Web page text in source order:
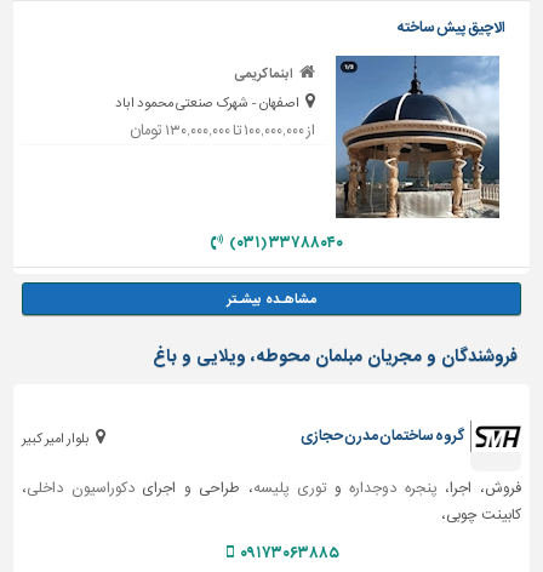
الاچیق پیش ساخته
ابنما کریمی
اصفهان - شهرک صنعتی محمود اباد
از ۱۰۰,۰۰۰,۰۰۰ تا ۱۳۰,۰۰۰,۰۰۰ تومان
۳۳۷۸۸۰۴۰ (۰۳۱)
فروشندگان و مجریان مبلمان محوطه، ویلایی و باغ
بلوار امیر کبیر گروه ساختمان مدرن حجازی
فروش، اجرا، پنجره دوجدارهوتوری پلیسه، طراحی و اجرایدکوراسیون داخلی،
کابینت چوبی،
۰۹۱۷۳۰۶۳۸۸۵